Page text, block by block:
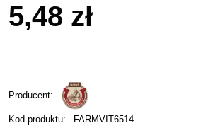
5,48 zł
Producent:
Kod produktu: FARMVIT6514